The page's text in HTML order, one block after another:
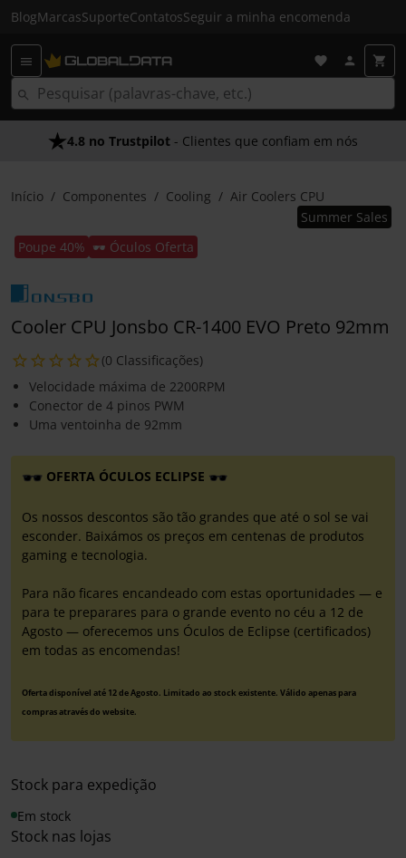
BlogMarcasSuporteContatosSeguir a minha encomenda
4.8 no Trustpilot - Clientes que confiam em nós
Início Componentes Cooling Air Coolers CPU
Poupe 40% 🕶️ Óculos Oferta
Summer Sales
Cooler CPU Jonsbo CR-1400 EVO Preto 92mm
(0 Classificações)
Velocidade máxima de 2200RPM
Conector de 4 pinos PWM
Uma ventoinha de 92mm
OFERTA ÓCULOS ECLIPSE
Os nossos descontos são tão grandes que até o sol se vai
esconder. Baixámos os preços em centenas de produtos
gaming e tecnologia.
Para não ficares encandeado com estas oportunidades — e
para te preparares para o grande evento no céu a 12 de
Agosto — oferecemos uns Óculos de Eclipse (certificados)
em todas as encomendas!
Oferta disponível até 12 de Agosto. Limitado ao stock existente. Válido apenas para
compras através do website.
Stock para expedição
Em stock
Stock nas lojas